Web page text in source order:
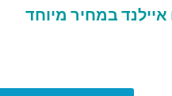
במחיר מיוחד